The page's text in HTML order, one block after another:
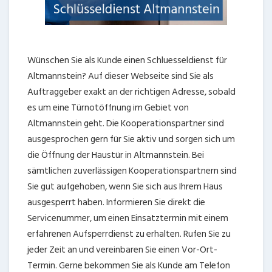
Wünschen Sie als Kunde einen Schluesseldienst für
Altmannstein? Auf dieser Webseite sind Sie als
Auftraggeber exakt an der richtigen Adresse, sobald
es um eine Türnotöffnung im Gebiet von
Altmannstein geht. Die Kooperationspartner sind
ausgesprochen gern für Sie aktiv und sorgen sich um
die Öffnung der Haustür in Altmannstein. Bei
sämtlichen zuverlässigen Kooperationspartnern sind
Sie gut aufgehoben, wenn Sie sich aus Ihrem Haus
ausgesperrt haben. Informieren Sie direkt die
Servicenummer, um einen Einsatztermin mit einem
erfahrenen Aufsperrdienst zu erhalten. Rufen Sie zu
jeder Zeit an und vereinbaren Sie einen Vor-Ort-
Termin. Gerne bekommen Sie als Kunde am Telefon